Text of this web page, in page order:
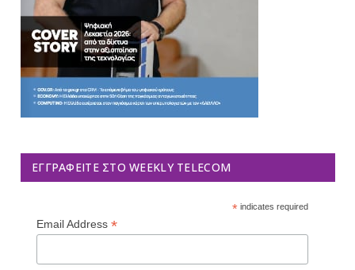
ΕΓΓΡΑΦΕΊΤΕ ΣΤΟ WEEKLY TELECOM
*indicates required
Email Address *